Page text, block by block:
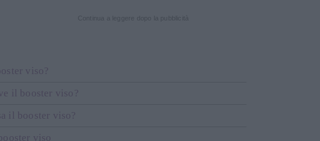
viso?
il booster viso?
il booster viso?
viso